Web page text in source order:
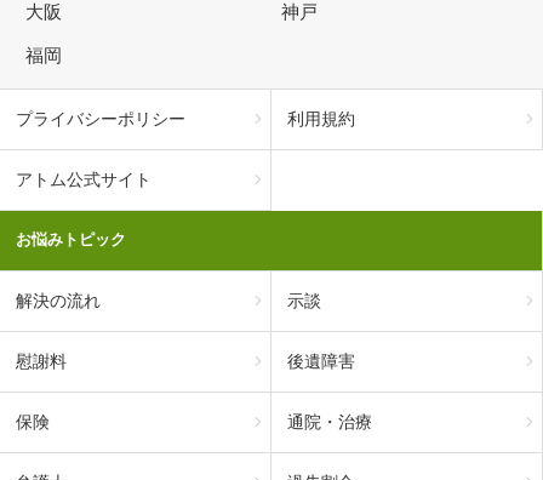
大阪 神戸
福岡
プライバシーポリシー 利用規約
アトム公式サイト
お悩みトピック
解決の流れ 示談
慰謝料 後遺障害
保険 通院・治療